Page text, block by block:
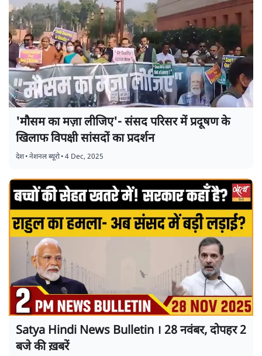
'मौसम का मज़ा लीजिए'- संसद परिसर में प्रदूषण के
खिलाफ विपक्षी सांसदों का प्रदर्शन
देश•नेशनल ब्यूरो•4 Dec, 2025
Satya Hindi News Bulletin । 28 नवंबर, दोपहर 2
बजे की ख़बरें